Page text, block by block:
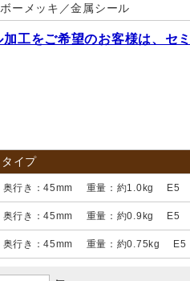
ーメッキ／金属シール
工をご希望のお客様は、セ
タイプ
行き：45mm 重量：約1.0kg E5
行き：45mm 重量：約0.9kg E5
行き：45mm 重量：約0.75kg